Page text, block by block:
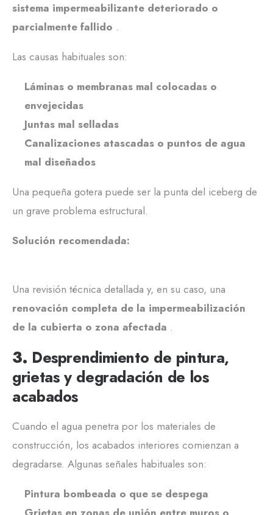
sistema impermeabilizante deteriorado o
parcialmente fallido .
Las causas habituales son:
Láminas o membranas mal colocadas o
envejecidas
Juntas mal selladas
Canalizaciones atascadas o puntos de agua
mal diseñados
Una pequeña gotera puede ser la punta del iceberg de
un grave problema estructural.
Solución recomendada:
Una revisión técnica detallada y, en su caso, una
renovación completa de la impermeabilización
de la cubierta o zona afectada .
3. Desprendimiento de pintura,
grietas y degradación de los
acabados
Cuando el agua penetra por los materiales de
construcción, los acabados interiores comienzan a
degradarse. Algunas señales habituales son:
Pintura bombeada o que se despega